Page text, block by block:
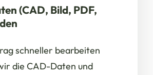
(CAD, Bild, PDF,
schneller bearbeiten
die CAD-Daten und